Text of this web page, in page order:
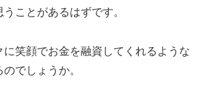
ことがあるはずです。
に笑顔でお金を融資してくれるような
でしょうか。